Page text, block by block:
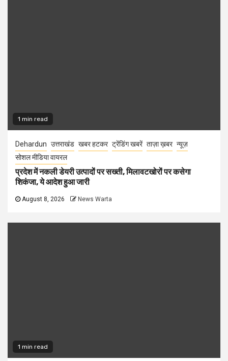
1 min read
Dehardun उत्तराखंड खबर हटकर ट्रेंडिंग खबरें ताज़ा ख़बर न्यूज़
सोशल मीडिया वायरल
प्रदेश में नकली डेयरी उत्पादों पर सख्ती, मिलावटखोरों पर कसेगा
शिकंजा, ये आदेश हुआ जारी
August 8, 2026 News Warta
1 min read